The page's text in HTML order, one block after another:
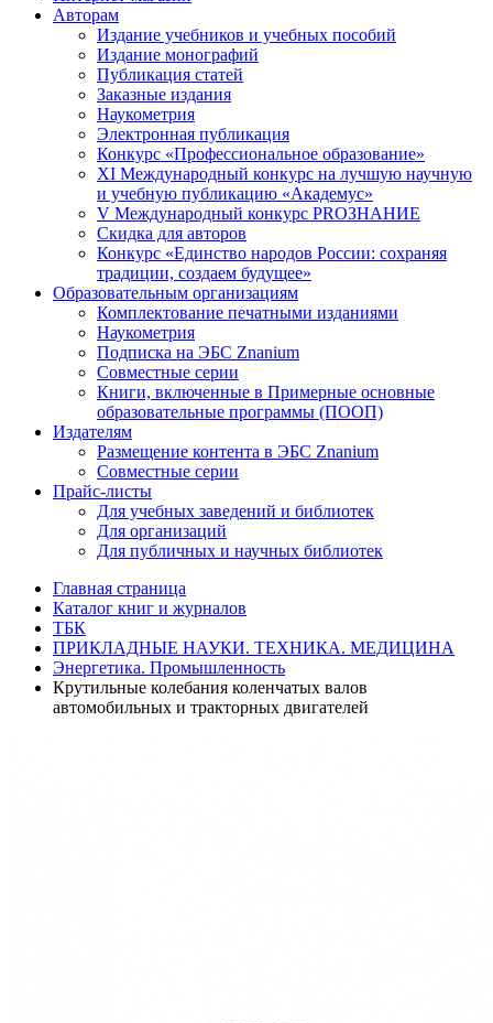
Авторам
Издание учебников и учебных пособий
Издание монографий
Публикация статей
Заказные издания
Наукометрия
Электронная публикация
Конкурс «Профессиональное образование»
XI Международный конкурс на лучшую научную
и учебную публикацию «Академус»
V Международный конкурс PROЗНАНИЕ
Скидка для авторов
Конкурс «Единство народов России: сохраняя
традиции, создаем будущее»
Образовательным организациям
Комплектование печатными изданиями
Наукометрия
Подписка на ЭБС Znanium
Совместные серии
Книги, включенные в Примерные основные
образовательные программы (ПООП)
Издателям
Размещение контента в ЭБС Znanium
Совместные серии
Прайс-листы
Для учебных заведений и библиотек
Для организаций
Для публичных и научных библиотек
Главная страница
Каталог книг и журналов
ТБК
ПРИКЛАДНЫЕ НАУКИ. ТЕХНИКА. МЕДИЦИНА
Энергетика. Промышленность
Крутильные колебания коленчатых валов
автомобильных и тракторных двигателей